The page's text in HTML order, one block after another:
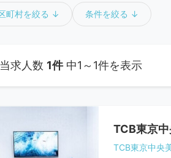
町村を絞る ↓ 条件を絞る ↓
求人数 1件中1～1件を表示
TCB東京
TCB東京中央